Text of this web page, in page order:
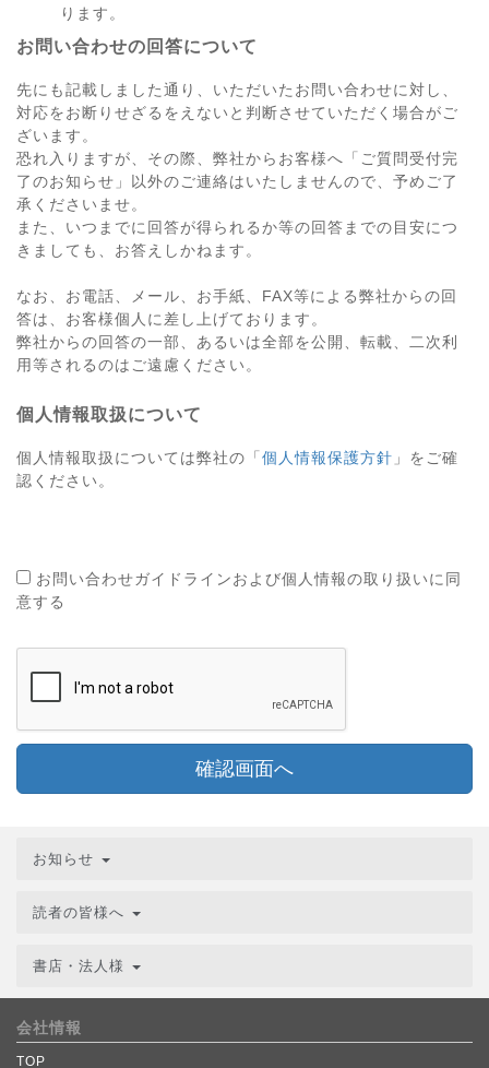
ります。
お問い合わせの回答について
先にも記載しました通り、いただいたお問い合わせに対し、
対応をお断りせざるをえないと判断させていただく場合がご
ざいます。
恐れ入りますが、その際、弊社からお客様へ「ご質問受付完
了のお知らせ」以外のご連絡はいたしませんので、予めご了
承くださいませ。
また、いつまでに回答が得られるか等の回答までの目安につ
きましても、お答えしかねます。
なお、お電話、メール、お手紙、FAX等による弊社からの回
答は、お客様個人に差し上げております。
弊社からの回答の一部、あるいは全部を公開、転載、二次利
用等されるのはご遠慮ください。
個人情報取扱について
個人情報取扱については弊社の「 個人情報保護方針 」をご確
認ください。
お問い合わせガイドラインおよび個人情報の取り扱いに同
意する
確認画面へ
お知らせ
読者の皆様へ
書店・法人様
会社情報
TOP